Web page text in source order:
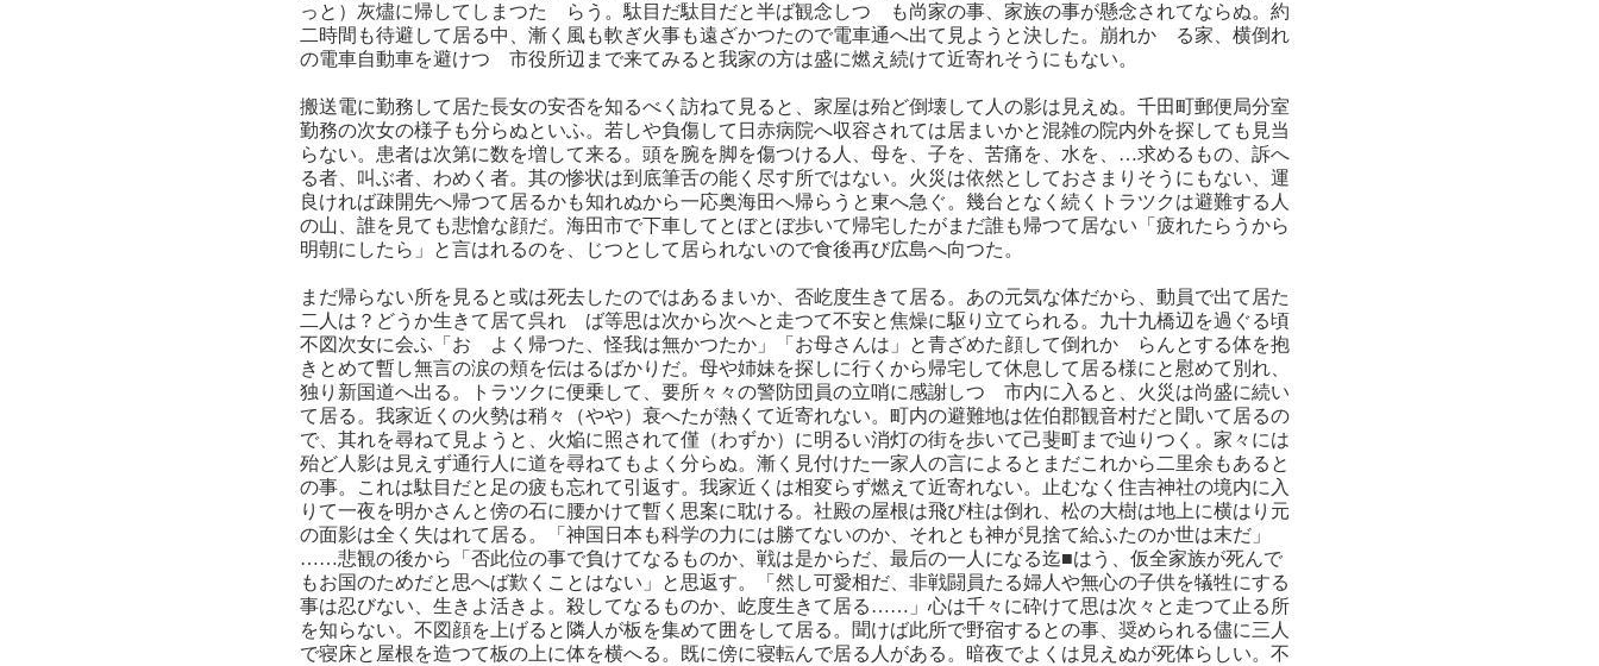
っと）灰燼に帰してしまつたゞらう。駄目だ駄目だと半ば観念しつゝも尚家の事、家族の事が懸念されてならぬ。約
二時間も待避して居る中、漸く風も軟ぎ火事も遠ざかつたので電車通へ出て見ようと決した。崩れかゝる家、横倒れ
の電車自動車を避けつゝ市役所辺まで来てみると我家の方は盛に燃え続けて近寄れそうにもない。
搬送電に勤務して居た長女の安否を知るべく訪ねて見ると、家屋は殆ど倒壊して人の影は見えぬ。千田町郵便局分室
勤務の次女の様子も分らぬといふ。若しや負傷して日赤病院へ収容されては居まいかと混雑の院内外を探しても見当
らない。患者は次第に数を増して来る。頭を腕を脚を傷つける人、母を、子を、苦痛を、水を、…求めるもの、訴へ
る者、叫ぶ者、わめく者。其の惨状は到底筆舌の能く尽す所ではない。火災は依然としておさまりそうにもない、運
良ければ疎開先へ帰つて居るかも知れぬから一応奥海田へ帰らうと東へ急ぐ。幾台となく続くトラツクは避難する人
の山、誰を見ても悲愴な顔だ。海田市で下車してとぼとぼ歩いて帰宅したがまだ誰も帰つて居ない「疲れたらうから
明朝にしたら」と言はれるのを、じつとして居られないので食後再び広島へ向つた。
まだ帰らない所を見ると或は死去したのではあるまいか、否屹度生きて居る。あの元気な体だから、動員で出て居た
二人は？どうか生きて居て呉れゝば等思は次から次へと走つて不安と焦燥に駆り立てられる。九十九橋辺を過ぐる頃
不図次女に会ふ「おゝよく帰つた、怪我は無かつたか」「お母さんは」と青ざめた顔して倒れかゝらんとする体を抱
きとめて暫し無言の涙の頬を伝はるばかりだ。母や姉妹を探しに行くから帰宅して休息して居る様にと慰めて別れ、
独り新国道へ出る。トラツクに便乗して、要所々々の警防団員の立哨に感謝しつゝ市内に入ると、火災は尚盛に続い
て居る。我家近くの火勢は稍々（やや）衰へたが熱くて近寄れない。町内の避難地は佐伯郡観音村だと聞いて居るの
で、其れを尋ねて見ようと、火焔に照されて僅（わずか）に明るい消灯の街を歩いて己斐町まで辿りつく。家々には
殆ど人影は見えず通行人に道を尋ねてもよく分らぬ。漸く見付けた一家人の言によるとまだこれから二里余もあると
の事。これは駄目だと足の疲も忘れて引返す。我家近くは相変らず燃えて近寄れない。止むなく住吉神社の境内に入
りて一夜を明かさんと傍の石に腰かけて暫く思案に耽ける。社殿の屋根は飛び柱は倒れ、松の大樹は地上に横はり元
の面影は全く失はれて居る。「神国日本も科学の力には勝てないのか、それとも神が見捨て給ふたのか世は末だ」
……悲観の後から「否此位の事で負けてなるものか、戦は是からだ、最后の一人になる迄■はう、仮全家族が死んで
もお国のためだと思へば歎くことはない」と思返す。「然し可愛相だ、非戦闘員たる婦人や無心の子供を犠牲にする
事は忍びない、生きよ活きよ。殺してなるものか、屹度生きて居る……」心は千々に砕けて思は次々と走つて止る所
を知らない。不図顔を上げると隣人が板を集めて囲をして居る。聞けば此所で野宿するとの事、奨められる儘に三人
で寝床と屋根を造つて板の上に体を横へる。既に傍に寝転んで居る人がある。暗夜でよくは見えぬが死体らしい。不